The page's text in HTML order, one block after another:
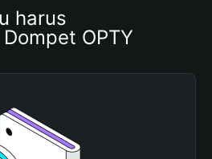
harus
OPTY